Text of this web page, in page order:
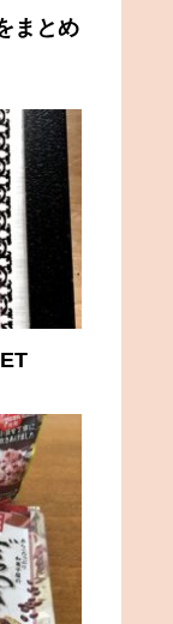
まとめ